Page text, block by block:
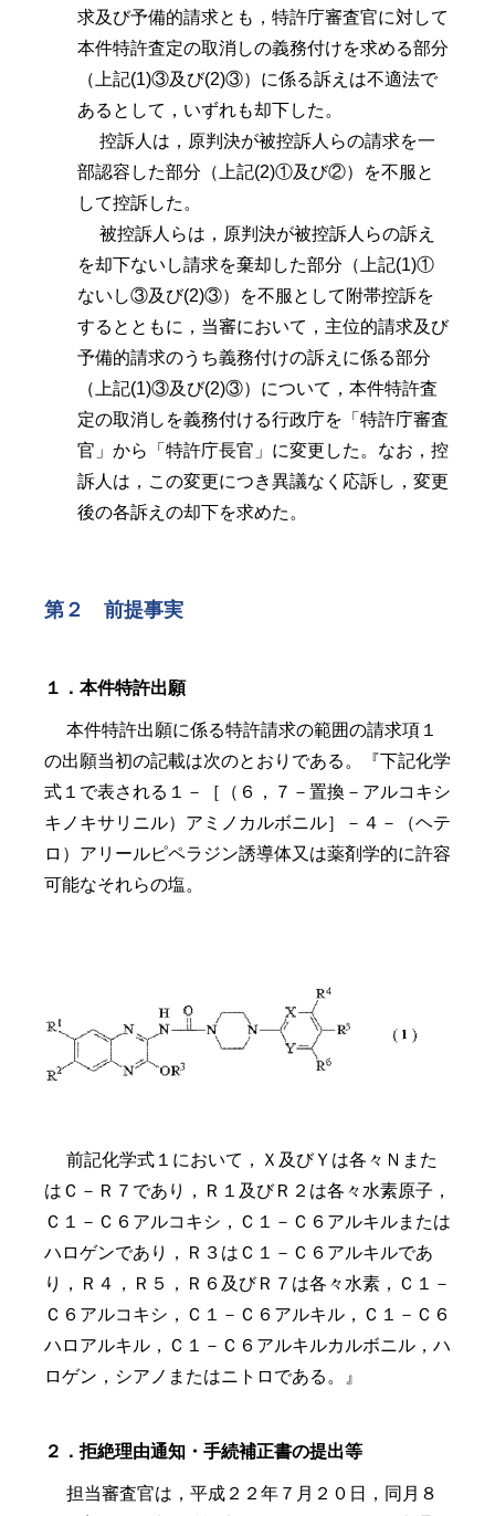
求及び予備的請求とも，特許庁審査官に対して
本件特許査定の取消しの義務付けを求める部分
（上記(1)③及び(2)③）に係る訴えは不適法で
あるとして，いずれも却下した。
控訴人は，原判決が被控訴人らの請求を一
部認容した部分（上記(2)①及び②）を不服と
して控訴した。
被控訴人らは，原判決が被控訴人らの訴え
を却下ないし請求を棄却した部分（上記(1)①
ないし③及び(2)③）を不服として附帯控訴を
するとともに，当審において，主位的請求及び
予備的請求のうち義務付けの訴えに係る部分
（上記(1)③及び(2)③）について，本件特許査
定の取消しを義務付ける行政庁を「特許庁審査
官」から「特許庁長官」に変更した。なお，控
訴人は，この変更につき異議なく応訴し，変更
後の各訴えの却下を求めた。
第２ 前提事実
１．本件特許出願
本件特許出願に係る特許請求の範囲の請求項１
の出願当初の記載は次のとおりである。『下記化学
式１で表される１－［（６，７－置換－アルコキシ
キノキサリニル）アミノカルボニル］－４－（ヘテ
ロ）アリールピペラジン誘導体又は薬剤学的に許容
可能なそれらの塩。
前記化学式１において，Ｘ及びＹは各々Ｎまた
はＣ－Ｒ ７ であり，Ｒ １ 及びＲ ２ は各々水素原子，
Ｃ １ －Ｃ ６ アルコキシ，Ｃ １ －Ｃ ６ アルキルまたは
ハロゲンであり，Ｒ ３ はＣ １ －Ｃ ６ アルキルであ
り，Ｒ ４ ，Ｒ ５ ，Ｒ ６ 及びＲ ７ は各々水素，Ｃ １
－
Ｃ ６ アルコキシ，Ｃ １ －Ｃ ６ アルキル，Ｃ １ －Ｃ ６
ハロアルキル，Ｃ １ －Ｃ ６ アルキルカルボニル，ハ
ロゲン，シアノまたはニトロである。』
２．拒絶理由通知・手続補正書の提出等
担当審査官は，平成２２年７月２０日，同月８